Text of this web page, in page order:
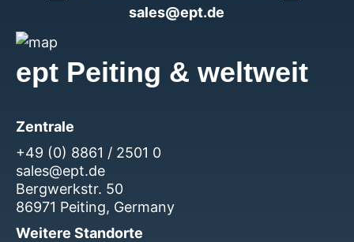
sales@ept.de
ept Peiting & weltweit
Zentrale
+49 (0) 8861 / 2501 0
sales@ept.de
Bergwerkstr. 50
86971 Peiting, Germany
Weitere Standorte